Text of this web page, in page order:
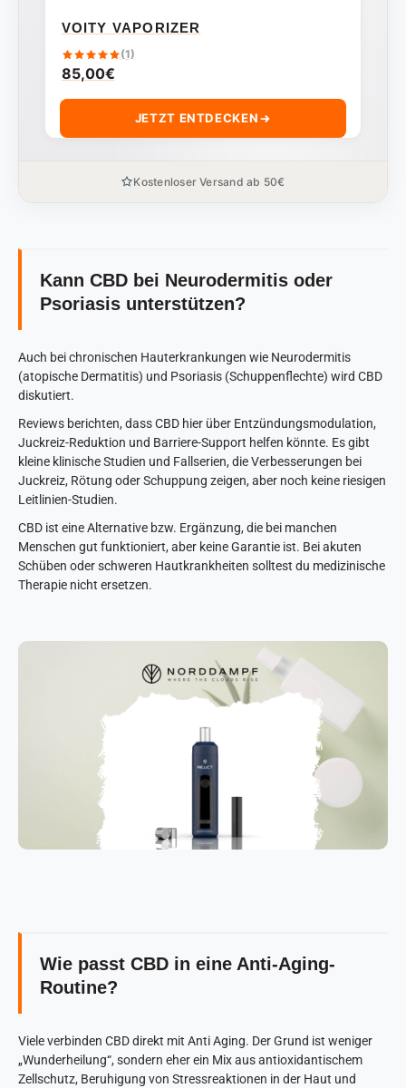
VOITY VAPORIZER
(1)
85,00€
JETZT ENTDECKEN
Kostenloser Versand ab 50€
Kann CBD bei Neurodermitis oder
Psoriasis unterstützen?
Auch bei chronischen Hauterkrankungen wie Neurodermitis
(atopische Dermatitis) und Psoriasis (Schuppenflechte) wird CBD
diskutiert.
Reviews berichten, dass CBD hier über Entzündungsmodulation,
Juckreiz-Reduktion und Barriere-Support helfen könnte. Es gibt
kleine klinische Studien und Fallserien, die Verbesserungen bei
Juckreiz, Rötung oder Schuppung zeigen, aber noch keine riesigen
Leitlinien-Studien.
CBD ist eine Alternative bzw. Ergänzung, die bei manchen
Menschen gut funktioniert, aber keine Garantie ist. Bei akuten
Schüben oder schweren Hautkrankheiten solltest du medizinische
Therapie nicht ersetzen.
Wie passt CBD in eine Anti-Aging-
Routine?
Viele verbinden CBD direkt mit Anti Aging. Der Grund ist weniger
„Wunderheilung“, sondern eher ein Mix aus antioxidantischem
Zellschutz, Beruhigung von Stressreaktionen in der Haut und